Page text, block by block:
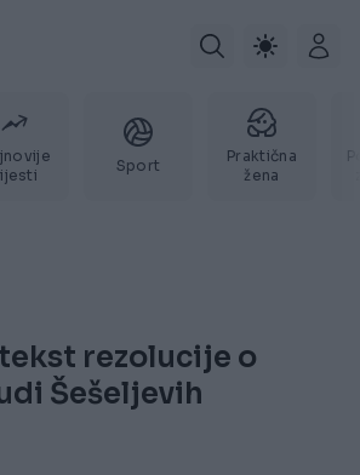
Sport
Praktična
žena
rezolucije o
Šešeljevih